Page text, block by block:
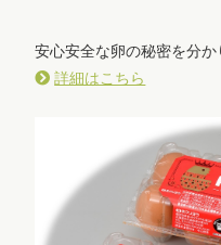
安心安全な卵の秘密を分か
詳細はこちら